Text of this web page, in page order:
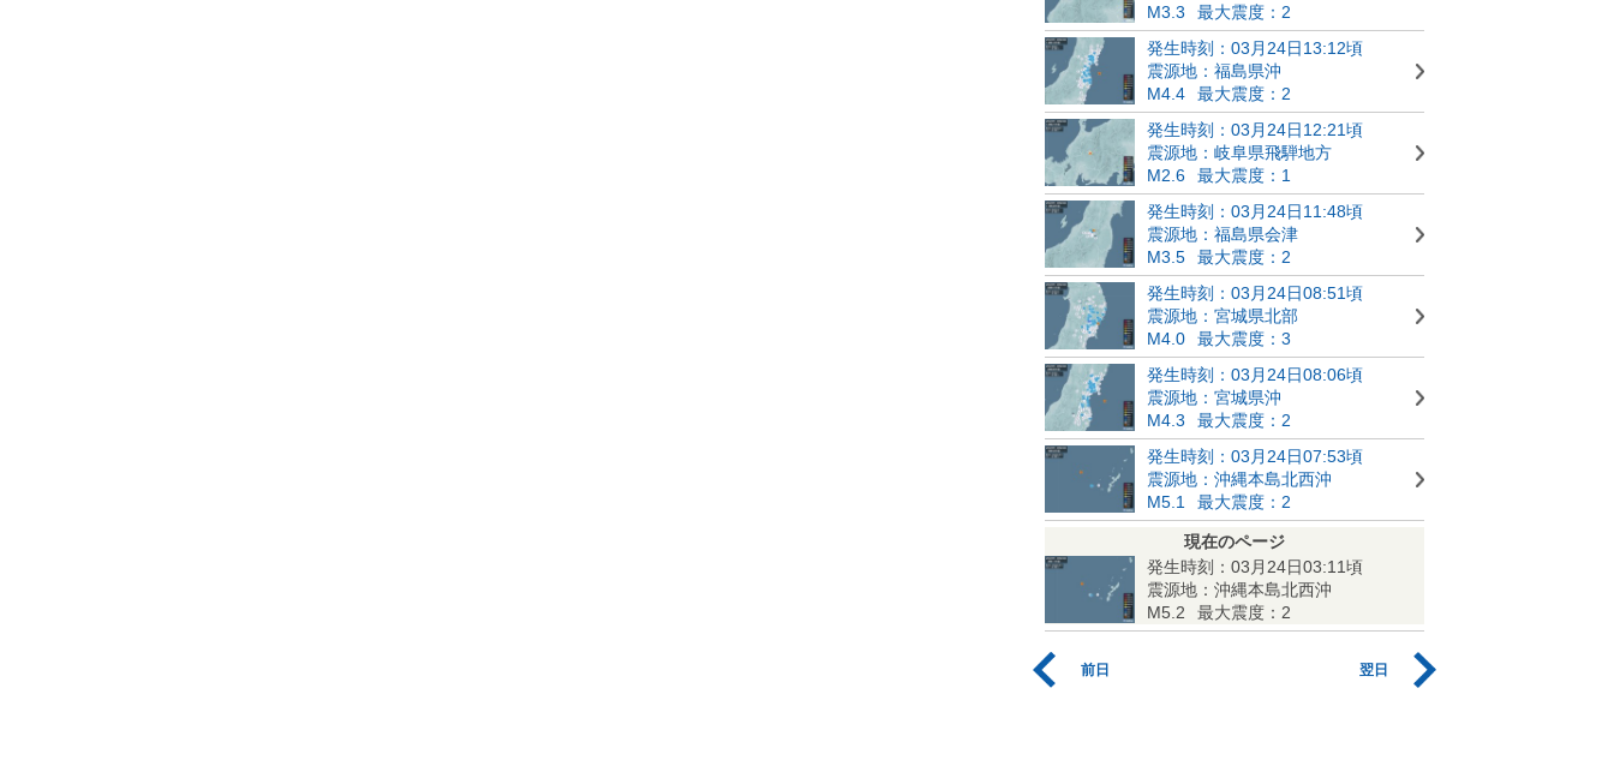
M3.3
最大震度：2
発生時刻：03月24日13:12頃
震源地：福島県沖
M4.4
最大震度：2
発生時刻：03月24日12:21頃
震源地：岐阜県飛騨地方
M2.6
最大震度：1
発生時刻：03月24日11:48頃
震源地：福島県会津
M3.5
最大震度：2
発生時刻：03月24日08:51頃
震源地：宮城県北部
M4.0
最大震度：3
発生時刻：03月24日08:06頃
震源地：宮城県沖
M4.3
最大震度：2
発生時刻：03月24日07:53頃
震源地：沖縄本島北西沖
M5.1
最大震度：2
現在のページ
発生時刻：03月24日03:11頃
震源地：沖縄本島北西沖
M5.2
最大震度：2
前日 翌日